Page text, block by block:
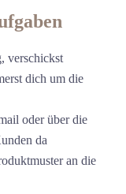
verschickst
dich um die
oder über die
da
an die